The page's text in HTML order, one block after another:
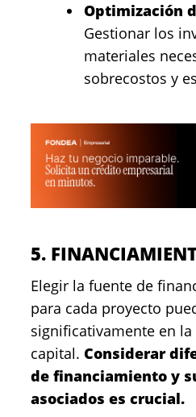
Optimización
Gestionar los
materiales
sobrecostos y
5.
Elegir la fuente de
para cada proyecto
significativamente en
capital. Considerar
de financiamiento y
asociados es crucial.